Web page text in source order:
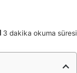
3 dakika okuma süresi